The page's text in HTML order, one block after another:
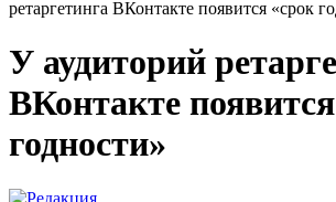
ретаргетинга ВКонтакте появится «срок
У аудиторий
ВКонтакте
годности»